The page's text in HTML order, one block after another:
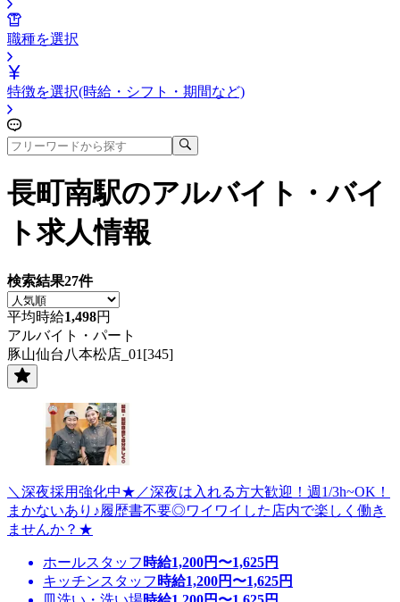
職種を選択
特徴を選択(時給・シフト・期間など)
長町南駅のアルバイト・バイ
ト求人情報
検索結果27件
平均時給1,498円
アルバイト・パート
豚山仙台八本松店_01[345]
＼深夜採用強化中★／深夜は入れる方大歓迎！週1/3h~OK！
まかないあり♪履歴書不要◎ワイワイした店内で楽しく働き
ませんか？★
ホールスタッフ 時給1,200円〜1,625円
キッチンスタッフ 時給1,200円〜1,625円